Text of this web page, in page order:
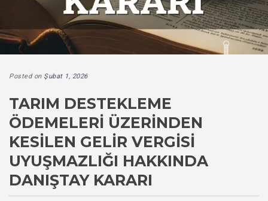
Posted on Şubat 1, 2026
TARIM DESTEKLEME
ÖDEMELERI ÜZERINDEN
KESILEN GELIR VERGISI
UYUŞMAZLIĞI HAKKINDA
DANIŞTAY KARARI